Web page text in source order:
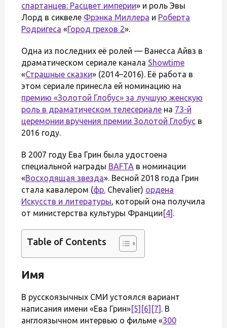
спартанцев: Расцвет империи» и роль Эвы
Лорд в сиквеле Фрэнка Миллера и Роберта
Родригеса «Город грехов 2».
Одна из последних её ролей — Ванесса Айвз в
драматическом сериале канала Showtime
«Страшные сказки» (2014–2016). Её работа в
этом сериале принесла ей номинацию на
премию «Золотой Глобус» за лучшую женскую
роль в драматическом телесериале на 73-й
церемонии вручения премии Золотой Глобус в
2016 году.
В 2007 году Ева Грин была удостоена
специальной награды BAFTA в номинации
«Восходящая звезда». Весной 2018 года Грин
стала кавалером (фр. Chevalier) ордена
Искусств и литературы, который она получила
от министерства культуры Франции [4] .
Table of Contents
Имя
В русскоязычных СМИ устоялся вариант
написания имени «Ева Грин»[5] [6] [7] . В
англоязычном интервью о фильме «300